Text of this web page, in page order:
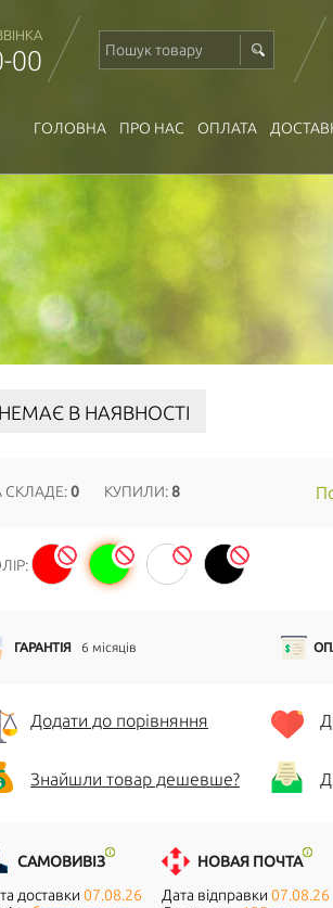
00
ГОЛОВНА ПРО НАС ОПЛАТА
НЕМАЄ В НАЯВНОСТІ
СКЛАДЕ:0 КУПИЛИ:8
ГАРАНТІЯ 6 місяців
Додати до порівняння
Знайшли товар дешевше?
САМОВИВІЗ
доставки 07.08.26
НОВАЯ ПОЧТА
Дата відправки 07.08.26